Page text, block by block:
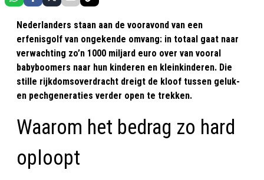
Nederlanders staan aan de vooravond van een
erfenisgolf van ongekende omvang: in totaal gaat naar
verwachting zo’n 1000 miljard euro over van vooral
babyboomers naar hun kinderen en kleinkinderen. Die
stille rijkdomsoverdracht dreigt de kloof tussen geluk-
en pechgeneraties verder open te trekken.
Waarom het bedrag zo hard
oploopt